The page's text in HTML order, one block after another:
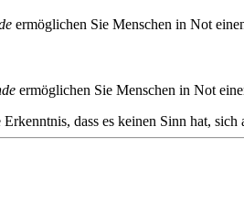
ermöglichen Sie Menschen in Not
ermöglichen Sie Menschen in Not
dass es keinen Sinn hat,